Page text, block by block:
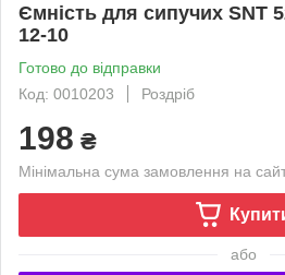
Ємність для сипучих SNT
12-10
Готово до відправки
Код: 0010203
Роздріб
198 ₴
Мінімальна сума замовлення на
або